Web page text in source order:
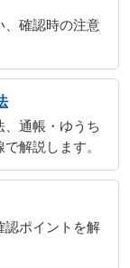
、確認時の注意
通帳・ゆうち
解説します。
認ポイントを解